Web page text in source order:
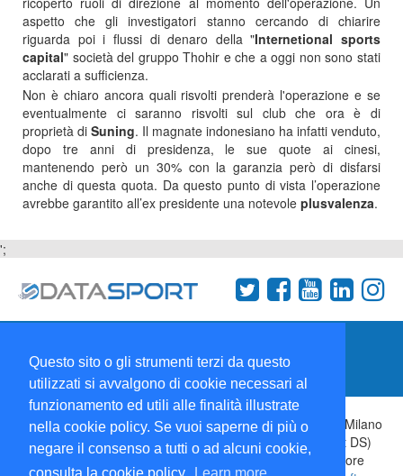
Questo sito o gli strumenti terzi da questo
utilizzati si avvalgono di cookie necessari al
funzionamento ed utili alle finalità illustrate
nella cookie policy. Se vuoi saperne di più o
negare il consenso a tutti o ad alcuni cookie,
aspetto che gli investigatori stanno cercando di chiarire
riguarda poi i flussi di denaro della "Internetional sports
capital" società del gruppo Thohir e che a oggi non sono stati
acclarati a sufficienza.
Non è chiaro ancora quali risvolti prenderà l'operazione e se
eventualmente ci saranno risvolti sul club che ora è di
proprietà di Suning. Il magnate indonesiano ha infatti venduto,
dopo tre anni di presidenza, le sue quote ai cinesi,
mantenendo però un 30% con la garanzia però di disfarsi
anche di questa quota. Da questo punto di vista l’operazione
avrebbe garantito all’ex presidente una notevole plusvalenza.
';
Collabora con noi
Copyright 1995-2026 © Wise Srl Via Palmanova 8 20132 Milano
Italia - P. IVA 09072090963 | ISSN: 2499-2925 (DataSport DS)
Informazioni e richieste di pubblicità:
| Direttore